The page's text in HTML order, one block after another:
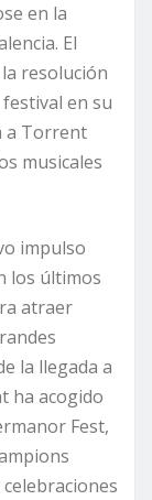
en la
El
resolución
en su
a Torrent
musicales
impulso
los últimos
atraer
la llegada a
ha acogido
Fest,